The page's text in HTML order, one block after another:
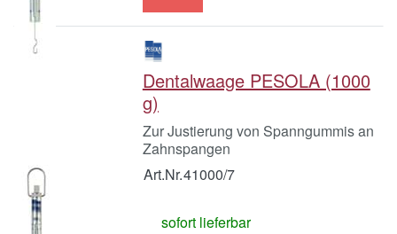
Dentalwaage PESOLA (1000
g)
Zur Justierung von Spanngummis an
Zahnspangen
Art.Nr.41000/7
sofort lieferbar